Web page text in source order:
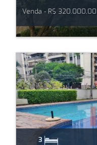
Venda - R$ 320.000,00
3